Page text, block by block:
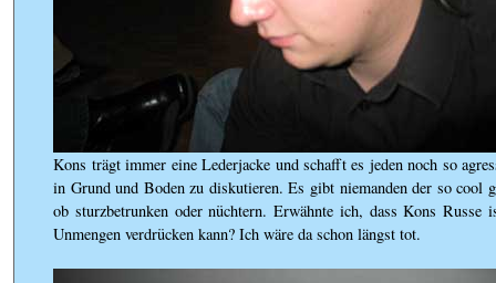
Kons trägt immer eine Lederjacke und schafft es jeden noch so
in Grund und Boden zu diskutieren. Es gibt niemanden der so cool
ob sturzbetrunken oder nüchtern. Erwähnte ich, dass Kons Russe
Unmengen verdrücken kann? Ich wäre da schon längst tot.